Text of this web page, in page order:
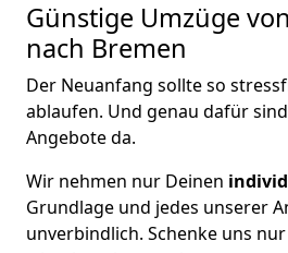
Günstige Umzüge
nach Bremen
Der Neuanfang sollte so
ablaufen. Und genau dafür
Angebote da.
Wir nehmen nur Deinen
Grundlage und jedes unserer
unverbindlich. Schenke uns